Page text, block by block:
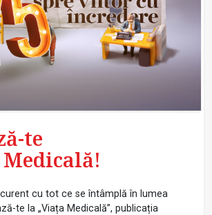
te
cu tot ce se întâmplă în lumea
te la „Viața Medicală”, publicația